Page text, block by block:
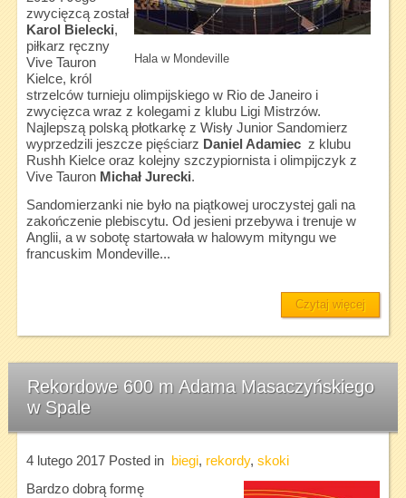
Hala w Mondeville
zwycięzcą został
Karol Bielecki,
piłkarz ręczny
Vive Tauron
Kielce, król
strzelców turnieju olimpijskiego w Rio de Janeiro i
zwycięzca wraz z kolegami z klubu Ligi Mistrzów.
Najlepszą polską płotkarkę z Wisły Junior Sandomierz
wyprzedzili jeszcze pięściarz Daniel Adamiecz klubu
Rushh Kielce oraz kolejny szczypiornista i olimpijczyk z
Vive Tauron Michał Jurecki.
Sandomierzanki nie było na piątkowej uroczystej gali na
zakończenie plebiscytu. Od jesieni przebywa i trenuje w
Anglii, a w sobotę startowała w halowym mityngu we
francuskim Mondeville...
Czytaj więcej
Rekordowe 600 m Adama Masaczyńskiego
w Spale
4 lutego 2017Posted in biegi, rekordy, skoki
Bardzo dobrą formę